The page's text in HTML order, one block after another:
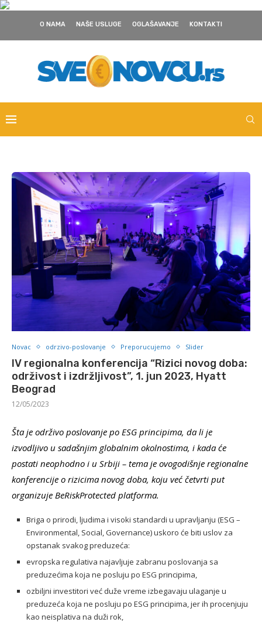
O NAMA NAŠE USLUGE OGLAŠAVANJE KONTAKTI
Novac odrzivo-poslovanje Preporucujemo Slider
IV regionalna konferencija “Rizici novog doba:
održivost i izdržljivost”, 1. jun 2023, Hyatt
Beograd
12/05/2023
Šta je održivo poslovanje po ESG principima, da li je
izvodljivo u sadašnjim globalnim okolnostima, i kada će
postati neophodno i u Srbiji – tema je ovogodišnje regionalne
konferencije o rizicima novog doba, koju već četvrti put
organizuje BeRiskProtected platforma.
Briga o prirodi, ljudima i visoki standardi u upravljanju (ESG –
Environmental, Social, Governance) uskoro će biti uslov za
opstanak svakog preduzeća:
evropska regulativa najavljuje zabranu poslovanja sa
preduzećima koja ne posluju po ESG principima,
ozbiljni investitori već duže vreme izbegavaju ulaganje u
preduzeća koja ne posluju po ESG principima, jer ih procenjuju
kao neisplativa na duži rok,